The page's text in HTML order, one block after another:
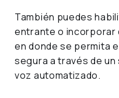
También puedes
entrante o incorporar
en donde se permita
segura a través de
voz automatizado.